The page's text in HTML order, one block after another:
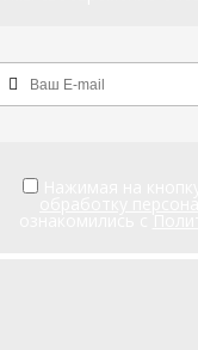
Нажимая на